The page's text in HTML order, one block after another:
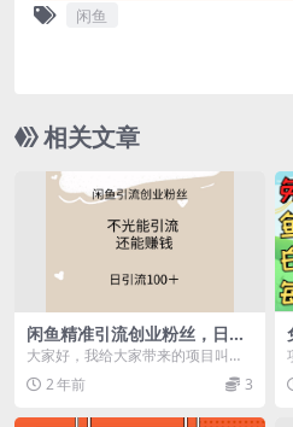
闲鱼
相关文章
闲鱼精准引流创业粉丝，日引
流100＋，引流过程还能赚钱
大家好，我给大家带来的项目叫
做：闲鱼精准引流创业粉丝，不仅
能引流，我们还可以借助...
2 年前 3